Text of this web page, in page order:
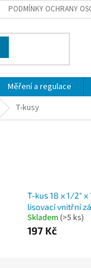
PODMÍNKY OCHRANY
Měření a regulace
T-kusy
T-kus 18 x 1/2" x
lisovací vnitřní
Skladem (>5 ks)
197 Kč